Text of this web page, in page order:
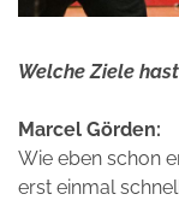
Welche Ziele
Marcel Görden:
Wie eben schon
erst einmal